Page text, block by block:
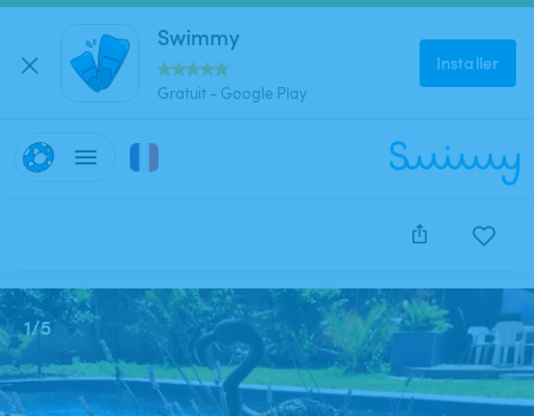
Swimmy
Gratuit - Google Play
Installer
Cette annonce est close et ne peut être réservée.
1/5